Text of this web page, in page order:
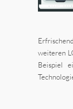
weiteren
Beispiel